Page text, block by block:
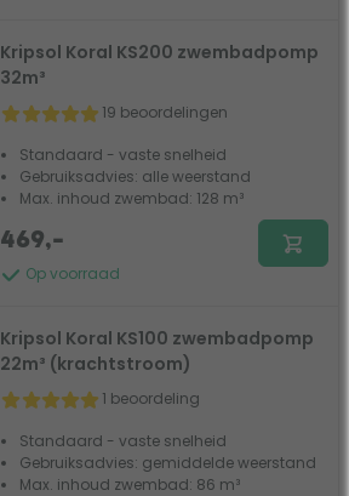
Kripsol Koral KS200 zwembadpomp
32m³
19 beoordelingen
Standaard - vaste snelheid
Gebruiksadvies: alle weerstand
Max. inhoud zwembad: 128 m³
Op voorraad
469,-
Kripsol Koral KS100 zwembadpomp
22m³ (krachtstroom)
1 beoordeling
Standaard - vaste snelheid
Gebruiksadvies: gemiddelde weerstand
Max. inhoud zwembad: 86 m³